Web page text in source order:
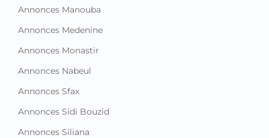
Annonces Manouba
Annonces Medenine
Annonces Monastir
Annonces Nabeul
Annonces Sfax
Annonces Sidi Bouzid
Annonces Siliana